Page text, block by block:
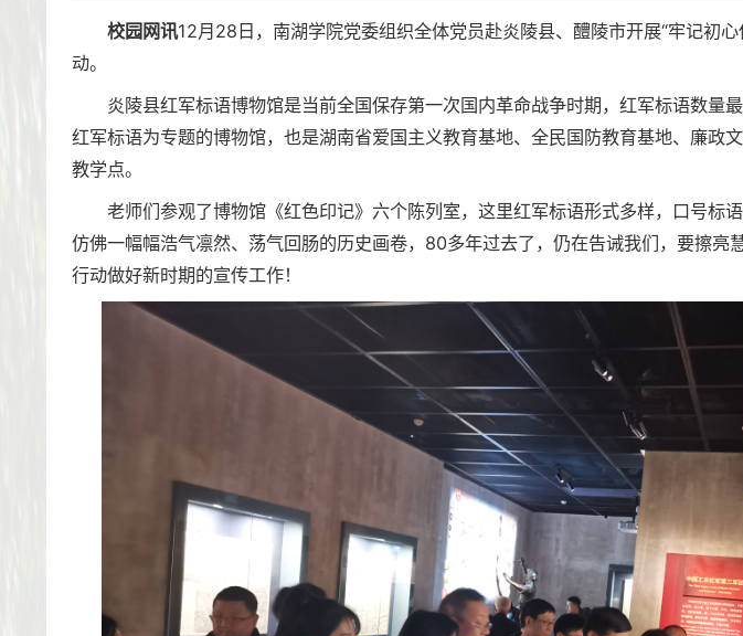
校园网讯12月28日，南湖学院党委组织全体党员赴炎陵县、醴陵市开展“牢记初
动。
炎陵县红军标语博物馆是当前全国保存第一次国内革命战争时期，红军标语数量
红军标语为专题的博物馆，也是湖南省爱国主义教育基地、全民国防教育基地、廉政
教学点。
老师们参观了博物馆《红色印记》六个陈列室，这里红军标语形式多样，口号标
仿佛一幅幅浩气凛然、荡气回肠的历史画卷，80多年过去了，仍在告诫我们，要擦亮
行动做好新时期的宣传工作！